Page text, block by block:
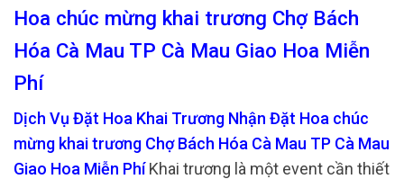
Hoa chúc mừng khai trương Chợ Bách
Hóa Cà Mau TP Cà Mau Giao Hoa Miễn
Phí
Dịch Vụ Đặt Hoa Khai Trương Nhận Đặt Hoa chúc
mừng khai trương Chợ Bách Hóa Cà Mau TP Cà Mau
Giao Hoa Miễn PhíKhai trương là một event cần thiết